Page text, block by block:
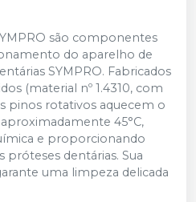
são componentes
do aparelho de
SYMPRO. Fabricados
(material nº 1.4310, com
pinos rotativos aquecem o
45°C,
e proporcionando
próteses dentárias. Sua
uma limpeza delicada